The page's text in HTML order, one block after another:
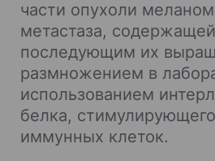
части опухоли
метастаза,
последующим их
размножением в
использованием
белка,
иммунных клеток.